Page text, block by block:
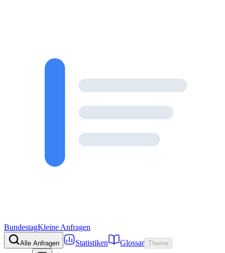
BundestagKleine Anfragen
Alle Anfragen Statistiken Glossar Theme